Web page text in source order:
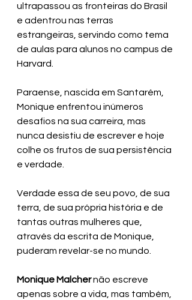
ultrapassou as fronteiras do Brasil
e adentrou nas terras
estrangeiras, servindo como tema
de aulas para alunos no campus de
Harvard.
Paraense, nascida em Santarém,
Monique enfrentou inúmeros
desafios na sua carreira, mas
nunca desistiu de escrever e hoje
colhe os frutos de sua persistência
e verdade.
Verdade essa de seu povo, de sua
terra, de sua própria história e de
tantas outras mulheres que,
através da escrita de Monique,
puderam revelar-se no mundo.
Monique Malcher não escreve
apenas sobre a vida, mas também,